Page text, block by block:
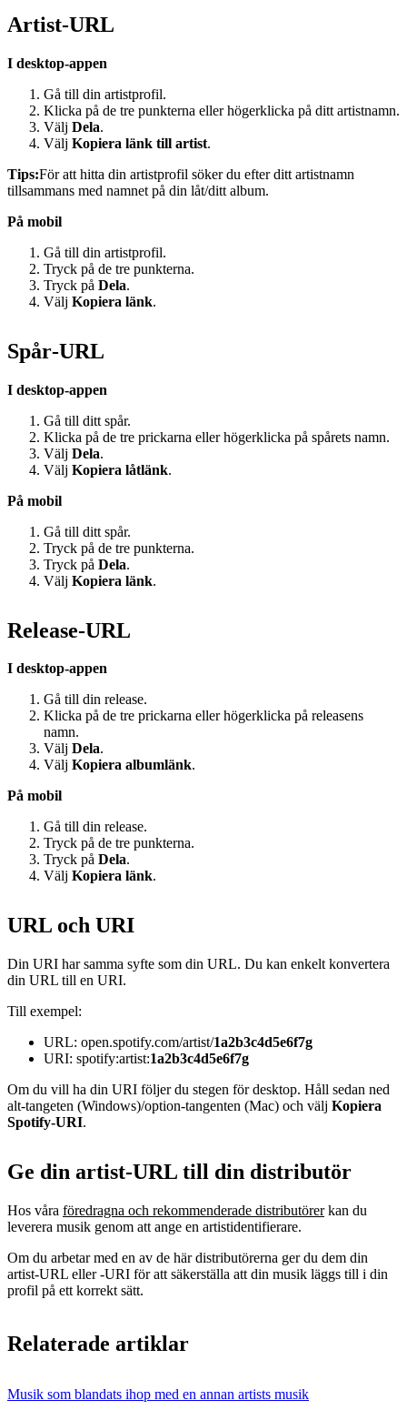
Artist‑URL
I desktop-appen
Gå till din artistprofil.
Klicka på de tre punkterna eller högerklicka på ditt artistnamn.
Välj Dela.
Välj Kopiera länk till artist.
Tips:För att hitta din artistprofil söker du efter ditt artistnamn
tillsammans med namnet på din låt/ditt album.
På mobil
Gå till din artistprofil.
Tryck på de tre punkterna.
Tryck på Dela.
Välj Kopiera länk.
Spår‑URL
I desktop-appen
Gå till ditt spår.
Klicka på de tre prickarna eller högerklicka på spårets namn.
Välj Dela.
Välj Kopiera låtlänk.
På mobil
Gå till ditt spår.
Tryck på de tre punkterna.
Tryck på Dela.
Välj Kopiera länk.
Release‑URL
I desktop-appen
Gå till din release.
Klicka på de tre prickarna eller högerklicka på releasens
namn.
Välj Dela.
Välj Kopiera albumlänk.
På mobil
Gå till din release.
Tryck på de tre punkterna.
Tryck på Dela.
Välj Kopiera länk.
URL och URI
Din URI har samma syfte som din URL. Du kan enkelt konvertera
din URL till en URI.
Till exempel:
URL: open.spotify.com/artist/1a2b3c4d5e6f7g
URI: spotify:artist:1a2b3c4d5e6f7g
Om du vill ha din URI följer du stegen för desktop. Håll sedan ned
alt-tangeten (Windows)/option-tangenten (Mac) och välj Kopiera
Spotify-URI.
Ge din artist-URL till din distributör
Hos våra föredragna och rekommenderade distributörerkan du
leverera musik genom att ange en artistidentifierare.
Om du arbetar med en av de här distributörerna ger du dem din
artist-URL eller -URI för att säkerställa att din musik läggs till i din
profil på ett korrekt sätt.
Relaterade artiklar
Musik som blandats ihop med en annan artists musik